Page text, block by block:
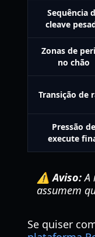
Sequência
cleave
Zonas de
no chão
Transição de
Pressão de
execute
⚠️ Aviso:A
assumem
Se quiser